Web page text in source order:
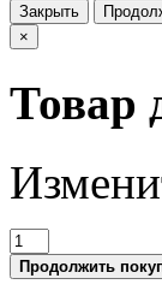
Закрыть
×
Товар
Продолжить